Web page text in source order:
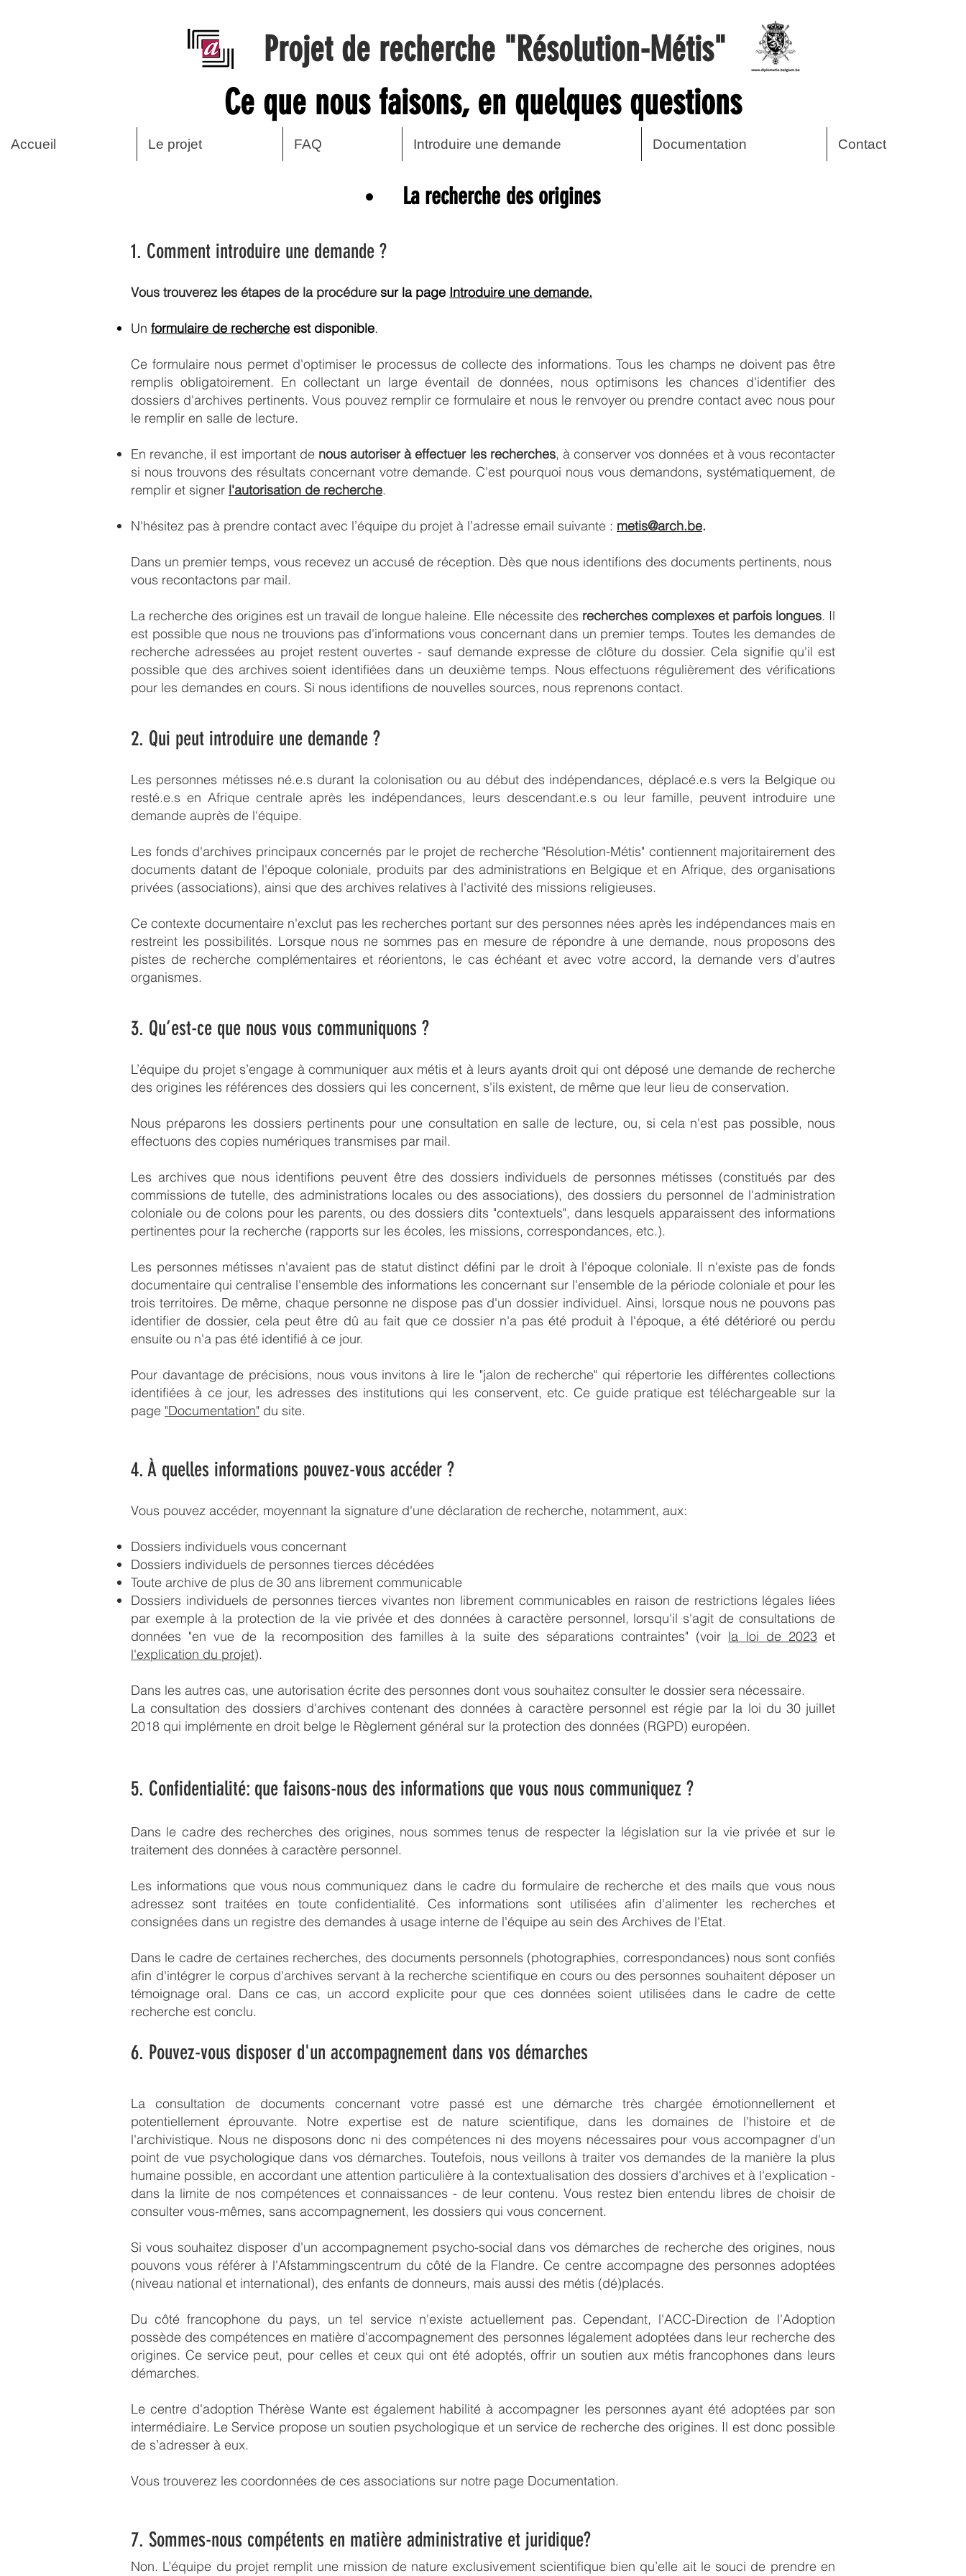
Projet de recherche "Résolution-Métis"
Accueil Le projet FAQ Introduire une demande Documentation Contact
Ce que nous faisons, en quelques questions
La recherche des origines
1. Comment introduire une demande ?
Vous trouverez les étapes de la procédure sur la page Introduire une demande.
Un formulaire de recherche est disponible.
Ce formulaire nous permet d'optimiser le processus de collecte des informations. Tous les champs ne doivent pas être
remplis obligatoirement. En collectant un large éventail de données, nous optimisons les chances d'identifier des
dossiers d'archives pertinents. Vous pouvez remplir ce formulaire et nous le renvoyer ou prendre contact avec nous pour
le remplir en salle de lecture.
En revanche, il est important de nous autoriser à effectuer les recherches, à conserver vos données et à vous recontacter
si nous trouvons des résultats concernant votre demande. C'est pourquoi nous vous demandons, systématiquement, de
remplir et signer l'autorisation de recherche.
​​N'hésitez pas à prendre contact avec l’équipe du projet à l’adresse email suivante : metis@arch.be.
Dans un premier temps, vous recevez un accusé de réception. Dès que nous identifions des documents pertinents, nous
vous recontactons par mail.
La recherche des origines est un travail de longue haleine. Elle nécessite des recherches complexes et parfois longues. Il
est possible que nous ne trouvions pas d'informations vous concernant dans un premier temps. Toutes les demandes de
recherche adressées au projet restent ouvertes - sauf demande expresse de clôture du dossier. Cela signifie qu'il est
possible que des archives soient identifiées dans un deuxième temps. Nous effectuons régulièrement des vérifications
pour les demandes en cours. Si nous identifions de nouvelles sources, nous reprenons contact.
2. Qui peut introduire une demande ?
Les personnes métisses né.e.s durant la colonisation ou au début des indépendances, déplacé.e.s vers la Belgique ou
resté.e.s en Afrique centrale après les indépendances, leurs descendant.e.s ou leur famille, peuvent introduire une
demande auprès de l'équipe.
Les fonds d'archives principaux concernés par le projet de recherche "Résolution-Métis" contiennent majoritairement des
documents datant de l'époque coloniale, produits par des administrations en Belgique et en Afrique, des organisations
privées (associations), ainsi que des archives relatives à l'activité des missions religieuses.
Ce contexte documentaire n'exclut pas les recherches portant sur des personnes nées après les indépendances mais en
restreint les possibilités. Lorsque nous ne sommes pas en mesure de répondre à une demande, nous proposons des
pistes de recherche complémentaires et réorientons, le cas échéant et avec votre accord, la demande vers d'autres
organismes.
3. Qu’est-ce que nous vous communiquons ?
L’équipe du projet s’engage à communiquer aux métis et à leurs ayants droit qui ont déposé une demande de recherche
des origines les références des dossiers qui les concernent, s'ils existent, de même que leur lieu de conservation.
Nous préparons les dossiers pertinents pour une consultation en salle de lecture, ou, si cela n'est pas possible, nous
effectuons des copies numériques transmises par mail.
Les archives que nous identifions peuvent être des dossiers individuels de personnes métisses (constitués par des
commissions de tutelle, des administrations locales ou des associations), des dossiers du personnel de l'administration
coloniale ou de colons pour les parents, ou des dossiers dits "contextuels", dans lesquels apparaissent des informations
pertinentes pour la recherche (rapports sur les écoles, les missions, correspondances, etc.).
Les personnes métisses n'avaient pas de statut distinct défini par le droit à l'époque coloniale. Il n'existe pas de fonds
documentaire qui centralise l'ensemble des informations les concernant sur l'ensemble de la période coloniale et pour les
trois territoires. De même, chaque personne ne dispose pas d'un dossier individuel. Ainsi, lorsque nous ne pouvons pas
identifier de dossier, cela peut être dû au fait que ce dossier n'a pas été produit à l'époque, a été détérioré ou perdu
ensuite ou n'a pas été identifié à ce jour.
Pour davantage de précisions, nous vous invitons à lire le "jalon de recherche" qui répertorie les différentes collections
identifiées à ce jour, les adresses des institutions qui les conservent, etc. Ce guide pratique est téléchargeable sur la
page "Documentation" du site.
4. À quelles informations pouvez-vous accéder ?
Vous pouvez accéder, moyennant la signature d'une déclaration de recherche, notamment, aux:
Dossiers individuels vous concernant
Dossiers individuels de personnes tierces décédées
Toute archive de plus de 30 ans librement communicable
Dossiers individuels de personnes tierces vivantes non librement communicables en raison de restrictions légales liées
par exemple à la protection de la vie privée et des données à caractère personnel, lorsqu'il s'agit de consultations de
données "en vue de la recomposition des familles à la suite des séparations contraintes" (voir la loi de 2023et
l'explication du projet).
Dans les autres cas, une autorisation écrite des personnes dont vous souhaitez consulter le dossier sera nécessaire.
La consultation des dossiers d'archives contenant des données à caractère personnel est régie par la loi du 30 juillet
2018 qui implémente en droit belge le Règlement général sur la protection des données (RGPD) européen.
5. Confidentialité: que faisons-nous des informations que vous nous communiquez ?
Dans le cadre des recherches des origines, nous sommes tenus de respecter la législation sur la vie privée et sur le
traitement des données à caractère personnel.
Les informations que vous nous communiquez dans le cadre du formulaire de recherche et des mails que vous nous
adressez sont traitées en toute confidentialité. Ces informations sont utilisées afin d'alimenter les recherches et
consignées dans un registre des demandes à usage interne de l'équipe au sein des Archives de l'Etat.
Dans le cadre de certaines recherches, des documents personnels (photographies, correspondances) nous sont confiés
afin d'intégrer le corpus d'archives servant à la recherche scientifique en cours ou des personnes souhaitent déposer un
témoignage oral. Dans ce cas, un accord explicite pour que ces données soient utilisées dans le cadre de cette
recherche est conclu.
6. Pouvez-vous disposer d'un accompagnement dans vos démarches
La consultation de documents concernant votre passé est une démarche très chargée émotionnellement et
potentiellement éprouvante. Notre expertise est de nature scientifique, dans les domaines de l'histoire et de
l'archivistique. Nous ne disposons donc ni des compétences ni des moyens nécessaires pour vous accompagner d'un
point de vue psychologique dans vos démarches. Toutefois, nous veillons à traiter vos demandes de la manière la plus
humaine possible, en accordant une attention particulière à la contextualisation des dossiers d'archives et à l'explication -
dans la limite de nos compétences et connaissances - de leur contenu. Vous restez bien entendu libres de choisir de
consulter vous-mêmes, sans accompagnement, les dossiers qui vous concernent.
Si vous souhaitez disposer d'un accompagnement psycho-social dans vos démarches de recherche des origines, nous
pouvons vous référer à l'Afstammingscentrum du côté de la Flandre. Ce centre accompagne des personnes adoptées
(niveau national et international), des enfants de donneurs, mais aussi des métis (dé)placés.
Du côté francophone du pays, un tel service n'existe actuellement pas. Cependant, l'ACC-Direction de l'Adoption
possède des compétences en matière d'accompagnement des personnes légalement adoptées dans leur recherche des
origines. Ce service peut, pour celles et ceux qui ont été adoptés, offrir un soutien aux métis francophones dans leurs
démarches.
Le centre d'adoption Thérèse Wante est également habilité à accompagner les personnes ayant été adoptées par son
intermédiaire. Le Service propose un soutien psychologique et un service de recherche des origines. Il est donc possible
de s’adresser à eux.
Vous trouverez les coordonnées de ces associations sur notre page Documentation.
7. Sommes-nous compétents en matière administrative et juridique?
Non. L’équipe du projet remplit une mission de nature exclusivement scientifique bien qu’elle ait le souci de prendre en